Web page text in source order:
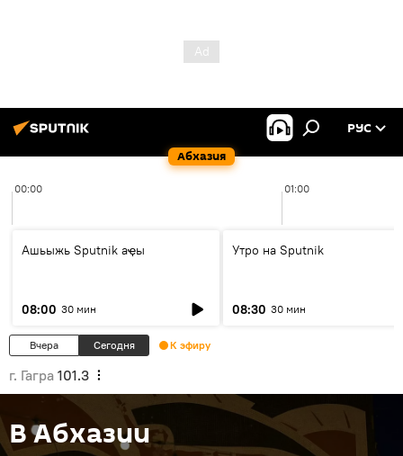
Абхазия
РУС
00:00 01:00
Ашьыжь Sputnik аҿы
08:00 30 мин
Утро на Sputnik
08:30 30 мин
Вчера Сегодня К эфиру
г. Гагра 101.3
В Абхазии